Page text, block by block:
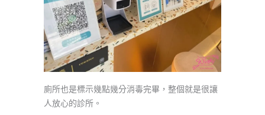
廁所也是標示幾點幾分消毒完畢，整個就是很讓
人放心的診所。